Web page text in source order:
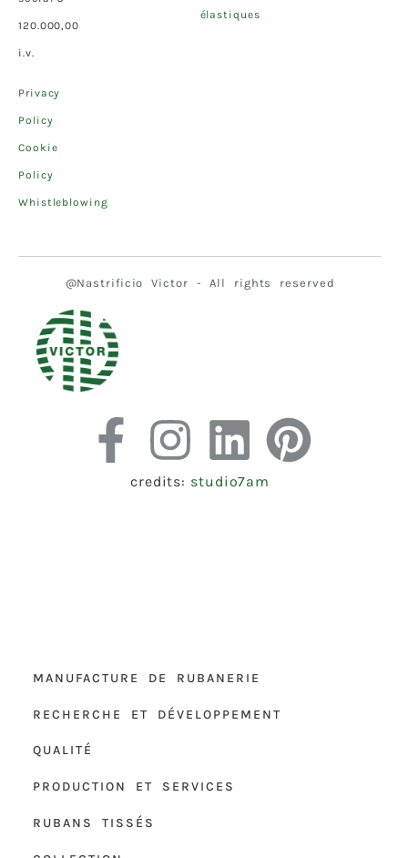
120.000,00
i.v.
Privacy
Policy
Cookie
Policy
Whistleblowing
élastiques
@Nastrificio Victor - All rights reserved
credits: studio7am
MANUFACTURE DE RUBANERIE
RECHERCHE ET DÉVELOPPEMENT
QUALITÉ
PRODUCTION ET SERVICES
RUBANS TISSÉS